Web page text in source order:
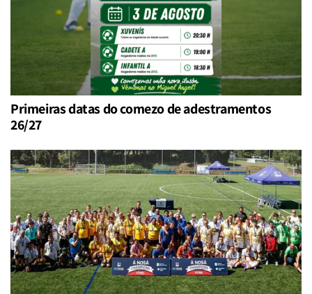
Primeiras datas do comezo de adestramentos
26/27